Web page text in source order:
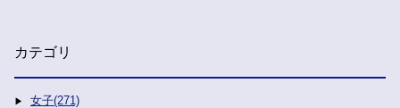
カテゴリ
女子(271)